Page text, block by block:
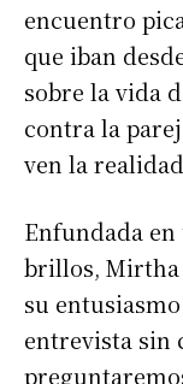
encuentro
que iban
sobre la vida
contra la
ven la
Enfundada
brillos,
su
entrevista sin